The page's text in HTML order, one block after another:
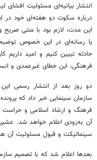
انتشار بیانیه‌ای مسئولیت افشای
درباره سکوت دو هفته‌ای خود در
این مدت، لازم بود با متنی
یا رسانه‌ای در این خصوص
حادثه تبیین کنیم و امید داریم
فرهنگی، این خطای غیرعمدی و
دو روز بعد از انتشار رسمی
سازمان سینمایی خبر داد که
فرهنگ و ارشاد اسلامی و حراست
آن به‌زودی اعلام خواهد شد.
سینماتیکت و قبول مسئولیت آن
بعدها اعلام شد که با تصمیم